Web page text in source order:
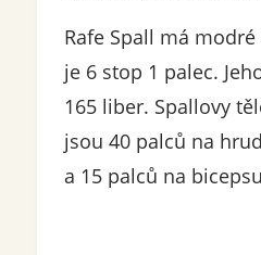
Rafe Spall má
je 6 stop 1 palec.
165 liber. Spallovy
jsou 40 palců na
a 15 palců na